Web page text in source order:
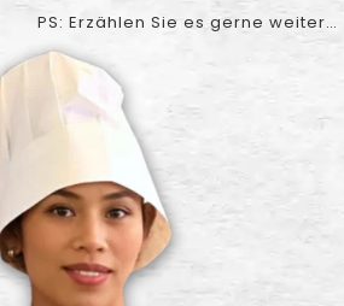
PS: Erzählen Sie es gerne weiter…